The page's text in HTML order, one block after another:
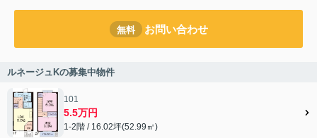
無料 お問い合わせ
ルネージュKの募集中物件
101
5.5万円
1-2階 / 16.02坪(52.99㎡)